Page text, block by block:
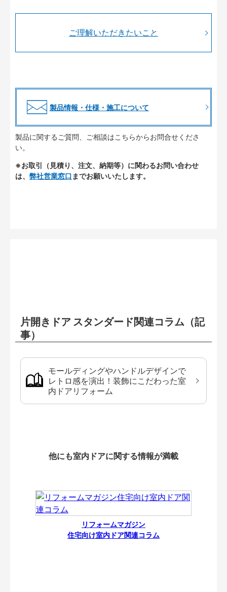
ご理解いただきたいこと
製品情報・仕様・施工について
製品に関するご質問、ご相談はこちらからお問合せくださ
い。
※お取引（見積り、注文、納期等）に関わるお問い合わせ
は、 弊社営業窓口 までお願いいたします。
片開きドア スタンダード関連コラム（記
事）
モールディングやハンドルデザインで
レトロ感を演出！装飾にこだわった室
内ドアリフォーム
他にも室内ドアに関する情報が満載
リフォームマガジン
住宅向け室内ドア関連コラム